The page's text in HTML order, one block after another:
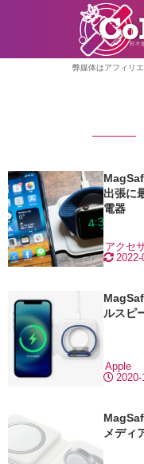
弊媒体はアフィリ
出張に
電器
2022-
アクセ
ルスピ
2020-
Apple
メディ